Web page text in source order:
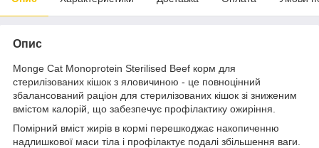
Опис
Monge Cat Monoprotein Sterilised Beef корм для
стерилізованих кішок з яловичиною - це повноцінний
збалансований раціон для стерилізованих кішок зі зниженим
вмістом калорій, що забезпечує профілактику ожиріння.
Помірний вміст жирів в кормі перешкоджає накопиченню
надлишкової маси тіла і профілактує подалі збільшення ваги.